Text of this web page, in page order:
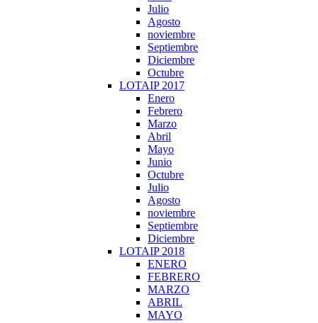
Julio
Agosto
noviembre
Septiembre
Diciembre
Octubre
LOTAIP 2017
Enero
Febrero
Marzo
Abril
Mayo
Junio
Octubre
Julio
Agosto
noviembre
Septiembre
Diciembre
LOTAIP 2018
ENERO
FEBRERO
MARZO
ABRIL
MAYO